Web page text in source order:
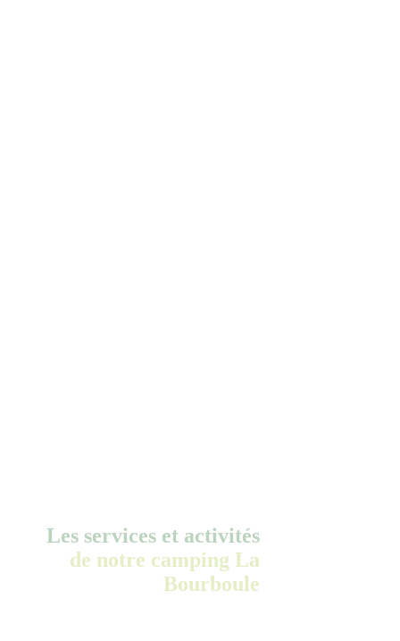
Les services et activités
de notre camping La
Bourboule